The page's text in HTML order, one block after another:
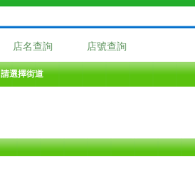
店名查詢 店號查詢
請選擇街道